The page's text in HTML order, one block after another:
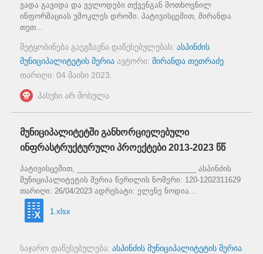
ვადა გავიდა და ველოდები თქვენგან მოთხოვნილ
ინფორმაციას უმოკლეს დროში. პატივისცემით, მირანდა
თეთ...
შეტყობინება გაეგზავნა დაწესებულებას: ასპინძის
მუნიციპალიტეტის მერია ავტორი: მირანდა თეთრაძე
თარიღი: 04 მაისი 2023.
პასუხი არ მოსულა
მუნიციპალიტეტში განხორციელებული
ინფრასტრუქტურული პროექტები 2013-2023 წწ
პატივისცემით, _____________________________ ასპინძის
მუნიციპალიტეტის მერია წერილის ნომერი: 120-1202311629
თარიღი: 26/04/2023 ადრესატი: ელენე ნოდია...
1.xlsx
საჯარო დაწესებულება: ასპინძის მუნიციპალიტეტის მერია